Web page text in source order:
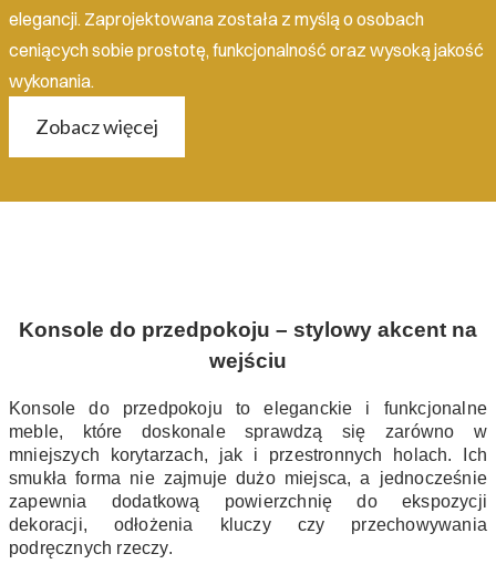
elegancji. Zaprojektowana została z myślą o osobach
ceniących sobie prostotę, funkcjonalność oraz wysoką jakość
wykonania.
Zobacz więcej
Konsole do przedpokoju – stylowy akcent na
wejściu
Konsole do przedpokoju to eleganckie i funkcjonalne
meble, które doskonale sprawdzą się zarówno w
mniejszych korytarzach, jak i przestronnych holach. Ich
smukła forma nie zajmuje dużo miejsca, a jednocześnie
zapewnia dodatkową powierzchnię do ekspozycji
dekoracji, odłożenia kluczy czy przechowywania
podręcznych rzeczy.